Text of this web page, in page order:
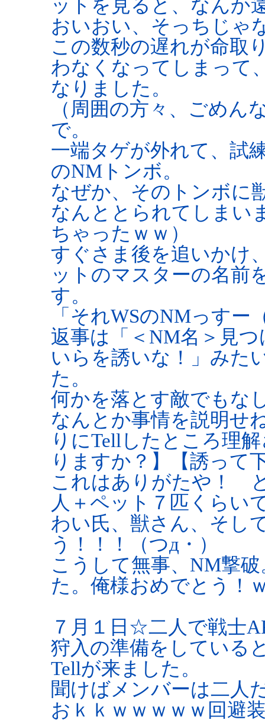
ットを見ると、なんか
おいおい、そっちじゃ
この数秒の遅れが命取
わなくなってしまって
なりました。
（周囲の方々、ごめん
で。
一端タゲが外れて、試
のNMトンボ。
なぜか、そのトンボに
なんととられてしまい
ちゃったｗｗ）
すぐさま後を追いかけ
ットのマスターの名前
す。
「それWSのNMっすー
返事は「＜NM名＞見
いらを誘いな！」みた
た。
何かを落とす敵でもな
なんとか事情を説明せ
りにTellしたところ理
りますか？】【誘って
これはありがたや！
人＋ペット７匹くらい
わい氏、獣さん、そし
う！！！（つд・）
こうして無事、NM撃
た。俺様おめでとう！
７月１日☆二人で戦士
狩入の準備をしている
Tellが来ました。
聞けばメンバーは二人
おｋｋｗｗｗｗｗ回避